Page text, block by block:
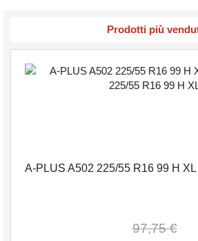
Prodotti più
A-PLUS A502 225/55 R16 99 H XL
97,75 €